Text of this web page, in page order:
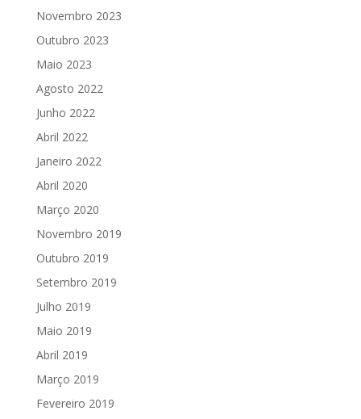
Novembro 2023
Outubro 2023
Maio 2023
Agosto 2022
Junho 2022
Abril 2022
Janeiro 2022
Abril 2020
Março 2020
Novembro 2019
Outubro 2019
Setembro 2019
Julho 2019
Maio 2019
Abril 2019
Março 2019
Fevereiro 2019